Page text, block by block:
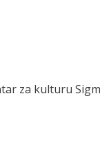
za kulturu